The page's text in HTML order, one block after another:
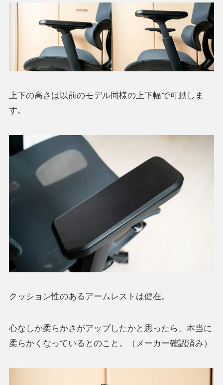
上下の高さは以前のモデル同様の上下幅で可動しま
す。
クッション性のあるアームレストは健在。
心なしか柔らかさがアップしたかと思ったら、本当に
柔らかくなっているとのこと。（メーカー確認済み）